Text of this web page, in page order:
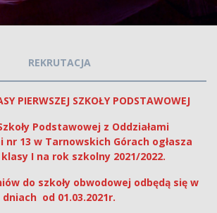
REKRUTACJA
PIERWSZEJ SZKOŁY PODSTAWOWEJ
Podstawowej z Oddziałami
13 w Tarnowskich Górach ogłasza
I na rok szkolny 2021/2022.
do szkoły obwodowej odbędą się w
dniach od 01.03.2021r.